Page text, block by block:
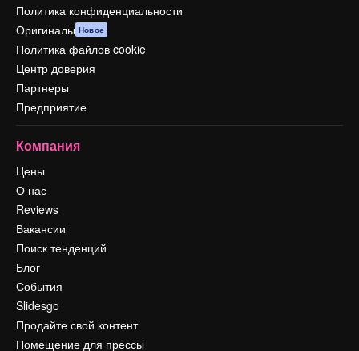
Политика конфиденциальности
Оригиналы Новое
Политика файлов cookie
Центр доверия
Партнеры
Предприятие
Компания
Цены
О нас
Reviews
Вакансии
Поиск тенденций
Блог
События
Slidesgo
Продайте свой контент
Помещение для прессы